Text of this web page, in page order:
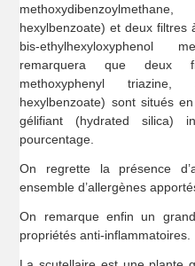
hexylbenzoate) et deux filtres
bis-ethylhexyloxyphenol
remarquera que deux
methoxyphenyl triazine,
hexylbenzoate) sont situés
gélifiant (hydrated silica)
pourcentage.
On regrette la présence
ensemble d’allergènes
On remarque enfin un
propriétés anti-inflammatoires.